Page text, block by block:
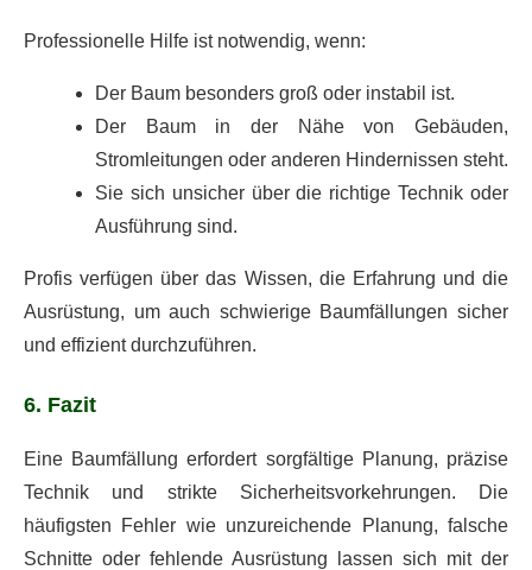
Professionelle Hilfe ist notwendig, wenn:
Der Baum besonders groß oder instabil ist.
Der Baum in der Nähe von Gebäuden,
Stromleitungen oder anderen Hindernissen steht.
Sie sich unsicher über die richtige Technik oder
Ausführung sind.
Profis verfügen über das Wissen, die Erfahrung und die
Ausrüstung, um auch schwierige Baumfällungen sicher
und effizient durchzuführen.
6. Fazit
Eine Baumfällung erfordert sorgfältige Planung, präzise
Technik und strikte Sicherheitsvorkehrungen. Die
häufigsten Fehler wie unzureichende Planung, falsche
Schnitte oder fehlende Ausrüstung lassen sich mit der